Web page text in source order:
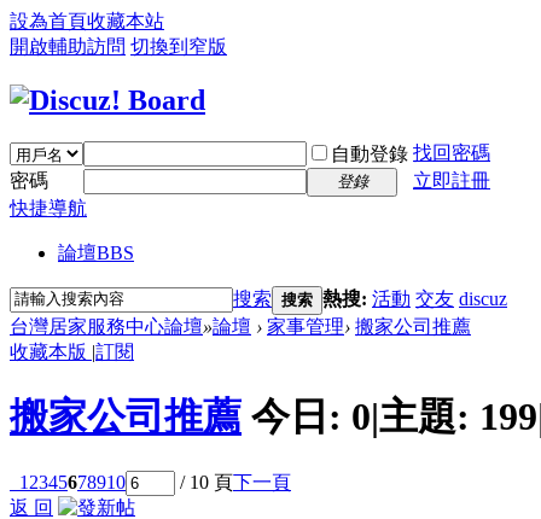
設為首頁收藏本站
開啟輔助訪問 切換到窄版
自動登錄 找回密碼
密碼
登錄
立即註冊
快捷導航
論壇BBS
搜索 搜索 熱搜: 活動 交友 discuz
台灣居家服務中心論壇»論壇 › 家事管理› 搬家公司推薦
收藏本版 |訂閱
搬家公司推薦 今日: 0|主題: 199
1 2345678910 / 10 頁下一頁
返 回